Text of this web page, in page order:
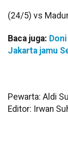
(24/5) vs
Baca juga:
Jakarta jamu
Pewarta: Aldi
Editor: Irwan